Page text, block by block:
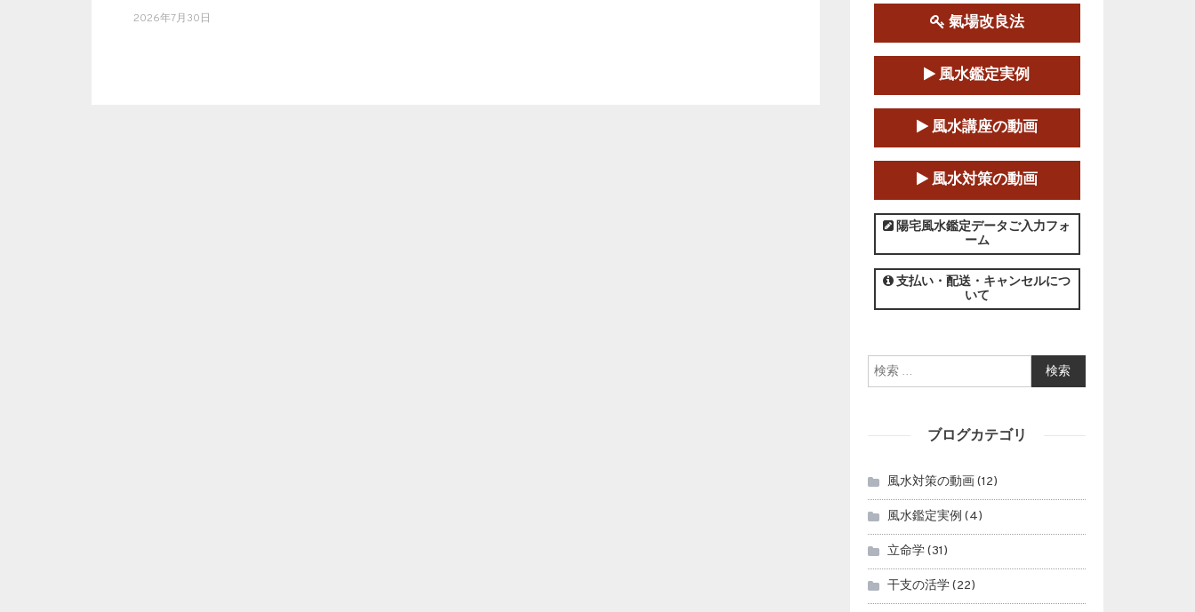
2026年7月30日
2025-06-07～2025-06-08
この講座の募集は終了しました。
第１８期立命塾『実践的易
学講座』
2025-06-21～2025-08-24
この講座の募集は終了しました。
第１８期立命塾「実践的四
柱立命学（四柱推命学）講座」
2025-01-11～2025-05-11
氣場改良法
風水鑑定実例
風水講座の動画
風水対策の動画
陽宅風水鑑定データご入力フォ
ーム
支払い・配送・キャンセルにつ
いて
検索:
ブログカテゴリ
風水対策の動画 (12)
風水鑑定実例 (4)
立命学(31)
干支の活学(22)